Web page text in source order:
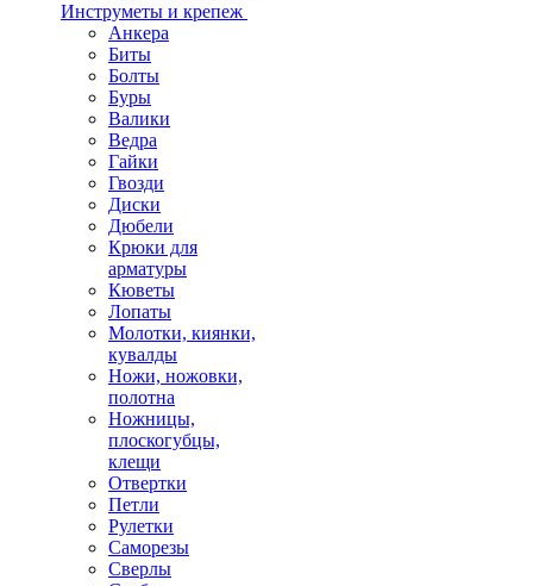
Инструметы и крепеж
Анкера
Биты
Болты
Буры
Валики
Ведра
Гайки
Гвозди
Диски
Дюбели
Крюки для
арматуры
Кюветы
Лопаты
Молотки, киянки,
кувалды
Ножи, ножовки,
полотна
Ножницы,
плоскогубцы,
клещи
Отвертки
Петли
Рулетки
Саморезы
Сверлы